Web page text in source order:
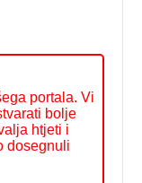
portala. Vi
bolje
htjeti i
dosegnuli